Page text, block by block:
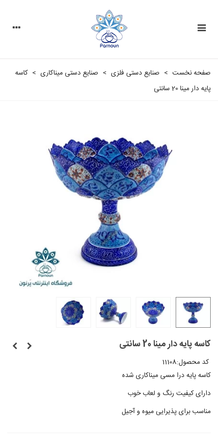
صفحه نخست > صنایع دستی فلزی > صنایع دستی مینا‌کاری > کاسه
پایه دار مینا 20 سانتی
کاسه پایه دار مینا 20 سانتی
کد محصول:11108
کاسه پایه درا مسی میناکاری شده
دارای کیفیت رنگ و لعاب خوب
مناسب برای پذیرایی میوه و آجیل